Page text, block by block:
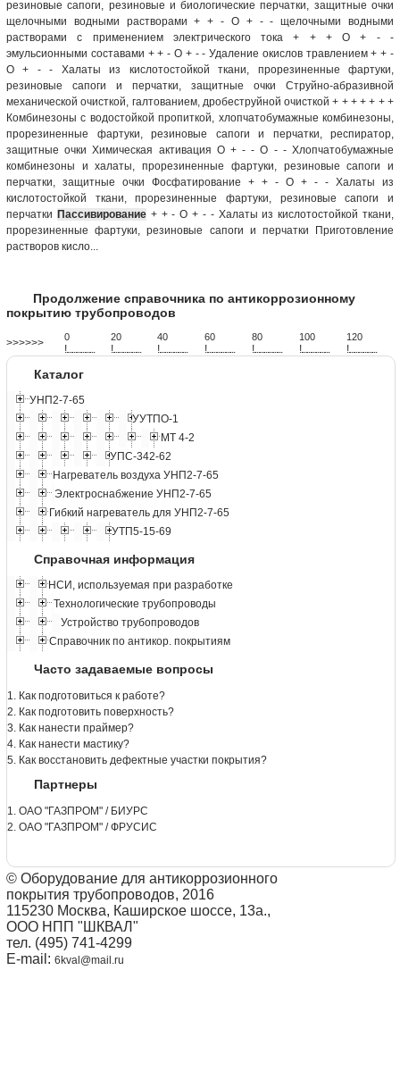
резиновые сапоги, резиновые и биологические перчатки, защитные очки
щелочными водными растворами + + - О + - - щелочными водными
растворами с применением электрического тока + + + О + - -
эмульсионными составами + + - О + - - Удаление окислов травлением + + -
О + - - Халаты из кислотостойкой ткани, прорезиненные фартуки,
резиновые сапоги и перчатки, защитные очки Струйно-абразивной
механической очисткой, галтованием, дробеструйной очисткой + + + + + + +
Комбинезоны с водостойкой пропиткой, хлопчатобумажные комбинезоны,
прорезиненные фартуки, резиновые сапоги и перчатки, респиратор,
защитные очки Химическая активация О + - - О - - Хлопчатобумажные
комбинезоны и халаты, прорезиненные фартуки, резиновые сапоги и
перчатки, защитные очки Фосфатирование + + - О + - - Халаты из
кислотостойкой ткани, прорезиненные фартуки, резиновые сапоги и
перчатки Пассивирование+ + - О + - - Халаты из кислотостойкой ткани,
прорезиненные фартуки, резиновые сапоги и перчатки Приготовление
растворов кисло...
Продолжение справочника по антикоррозионному
покрытию трубопроводов
>>>>>> 0
!...................
20
!...................
40
!...................
60
!...................
80
!...................
100
!...................
120
!...................
Каталог
УНП2-7-65
УУТПО-1
МТ 4-2
УПС-342-62
Нагреватель воздуха УНП2-7-65
Электроснабжение УНП2-7-65
Гибкий нагреватель для УНП2-7-65
УТП5-15-69
Справочная информация
НСИ, используемая при разработке
Технологические трубопроводы
Устройство трубопроводов
Справочник по антикор. покрытиям
Часто задаваемые вопросы
1. Как подготовиться к работе?
2. Как подготовить поверхность?
3. Как нанести праймер?
4. Как нанести мастику?
5. Как восстановить дефектные участки покрытия?
Партнеры
1. ОАО "ГАЗПРОМ" / БИУРС
2. ОАО "ГАЗПРОМ" / ФРУСИС
© Оборудование для антикоррозионного
покрытия трубопроводов, 2016
115230 Москва, Каширское шоссе, 13а.,
ООО НПП "ШКВАЛ"
тел. (495) 741-4299
E-mail: 6kval@mail.ru